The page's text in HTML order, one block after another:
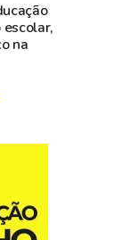
na